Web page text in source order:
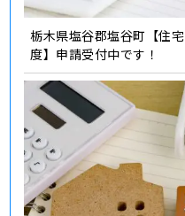
栃木県塩谷郡塩谷町【住
度】申請受付中です！